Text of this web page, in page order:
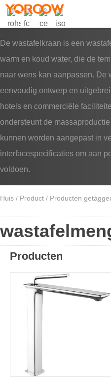
De wastafelkraan is een
warm en koud water, die de
naar wens kan aanpassen. De
eenvoudig ontwerp en
hotels en commerciële
ondersteunt de
kunnen worden aangepast in
interfacespecificaties om aan
voldoen.
Huis / Product / Producten
Producten